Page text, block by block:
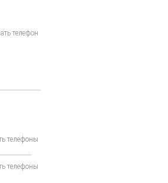
телефон
телефоны
телефоны